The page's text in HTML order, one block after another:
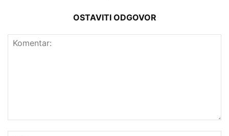
OSTAVITI ODGOVOR